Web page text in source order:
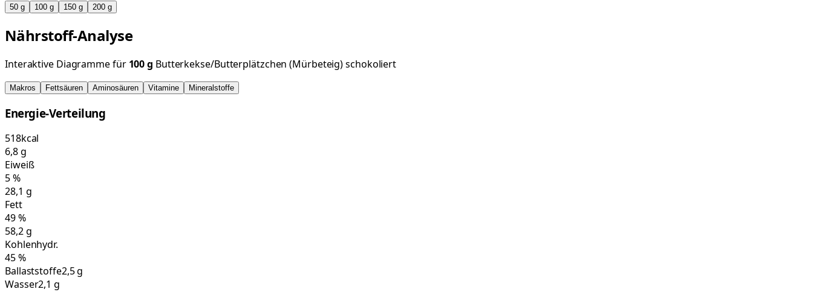
50 g 100 g 150 g 200 g
Nährstoff-Analyse
Interaktive Diagramme für 100g Butterkekse/Butterplätzchen (Mürbeteig) schokoliert
Makros Fettsäuren Aminosäuren Vitamine Mineralstoffe
Energie-Verteilung
518kcal
6,8g
Eiweiß
5%
28,1 g
Fett
49%
58,2g
Kohlenhydr.
45%
Ballaststoffe2,5 g
Wasser2,1 g